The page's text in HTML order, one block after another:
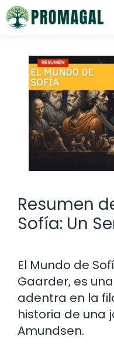
Saltar
al
Resumen
Sofía: Un
El Mundo de
Gaarder, es
adentra en la
historia de una
Amundsen.